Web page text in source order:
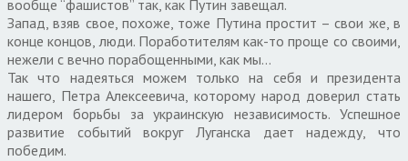
вообще “фашистов” так, как Путин завещал.
Запад, взяв свое, похоже, тоже Путина простит – свои же, в
конце концов, люди. Поработителям как-то проще со своими,
нежели с вечно порабощенными, как мы…
Так что надеяться можем только на себя и президента
нашего, Петра Алексеевича, которому народ доверил стать
лидером борьбы за украинскую независимость. Успешное
развитие событий вокруг Луганска дает надежду, что
победим.